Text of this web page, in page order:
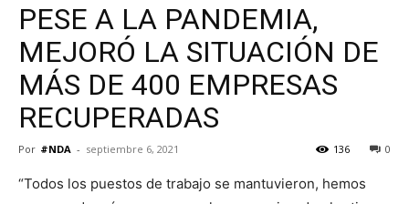
PESE A LA PANDEMIA,
MEJORÓ LA SITUACIÓN DE
MÁS DE 400 EMPRESAS
RECUPERADAS
Por #NDA - septiembre 6, 2021 0
136
“Todos los puestos de trabajo se mantuvieron, hemos